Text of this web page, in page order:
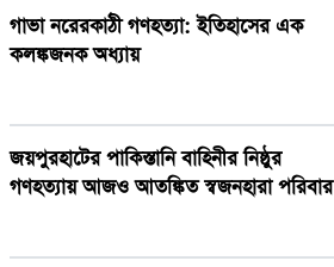
গাভা নরেরকাঠী গণহত্যা: ইতিহাসের এক
কলঙ্কজনক অধ্যায়
জয়পুরহাটের পাকিস্তানি বাহিনীর নিষ্ঠুর
গণহত্যায় আজও আতঙ্কিত স্বজনহারা পরিবার